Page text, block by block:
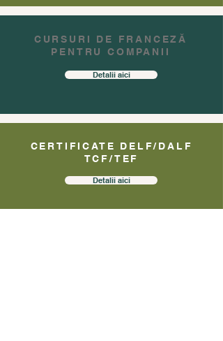
CURSURI DE FRANCEZĂ
PENTRU COMPANII
Detalii aici
CERTIFICATE DELF/DALF
TCF/TEF
Detalii aici